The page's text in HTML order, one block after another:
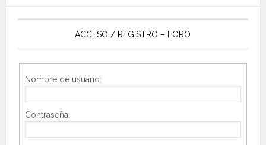
ACCESO / REGISTRO – FORO
Nombre de usuario:
Contraseña: